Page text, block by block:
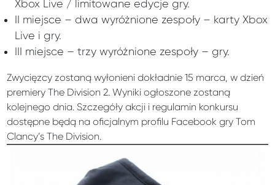
Xbox Live / limitowane edycje gry.
II miejsce – dwa wyróżnione zespoły – karty Xbox
Live i gry.
III miejsce – trzy wyróżnione zespoły – gry.
Zwycięzcy zostaną wyłonieni dokładnie 15 marca, w dzień
premiery The Division 2. Wyniki ogłoszone zostaną
kolejnego dnia. Szczegóły akcji i regulamin konkursu
dostępne będą na oficjalnym profilu Facebook gry Tom
Clancy’s The Division.